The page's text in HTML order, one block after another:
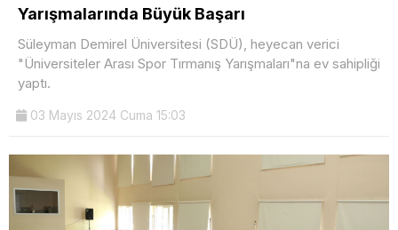
Yarışmalarında Büyük Başarı
Süleyman Demirel Üniversitesi (SDÜ), heyecan verici
"Üniversiteler Arası Spor Tırmanış Yarışmaları"na ev sahipliği
yaptı.
03 Mayıs 2024 Cuma 15:03